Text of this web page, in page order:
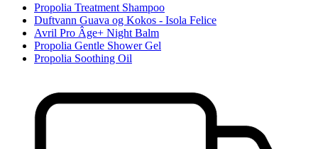
Propolia Treatment Shampoo
Duftvann Guava og Kokos - Isola Felice
Avril Pro Âge+ Night Balm
Propolia Gentle Shower Gel
Propolia Soothing Oil